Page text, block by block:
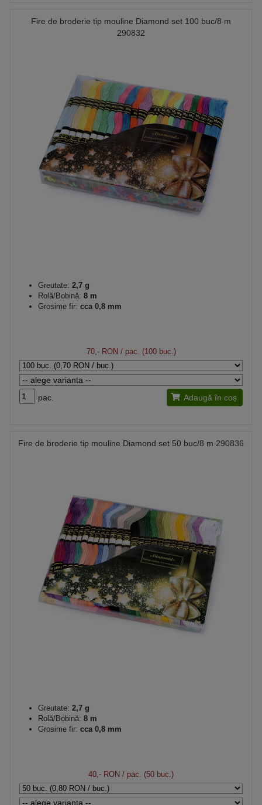
Fire de broderie tip mouline Diamond set 100 buc/8 m
290832
Greutate: 2,7 g
Rolă/Bobină: 8 m
Grosime fir: cca 0,8 mm
70,- RON / pac. (100 buc.)
pac. Adaugă în coș
Fire de broderie tip mouline Diamond set 50 buc/8 m 290836
Greutate: 2,7 g
Rolă/Bobină: 8 m
Grosime fir: cca 0,8 mm
40,- RON / pac. (50 buc.)